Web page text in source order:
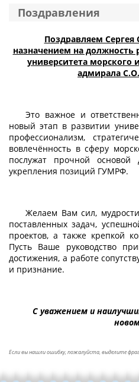
Поздравления
Поздравляем Сергея
назначением на должность
университета морского
адмирала
Это важное и
новый этап в развитии
профессионализм,
вовлечённость в сферу
послужат прочной
укрепления позиций ГУМРФ.
Желаем Вам сил,
поставленных задач,
проектов, а также крепкой
Пусть Ваше руководство
достижения, а работе
и признание.
С уважением и
Если вы нашли ошибку, пожалуйста, выделите